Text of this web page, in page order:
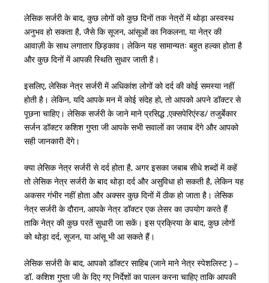
लेसिक सर्जरी के बाद, कुछ लोगों को कुछ दिनों तक नेत्रों में थोड़ा अस्वस्थ
अनुभव हो सकता है, जैसे कि सूजन, आंसूओं का निकलना, या नेत्र की
आवाज़ी के साथ लगातार छिड़काव। लेकिन यह सामान्यतः बहुत हल्का होता है
और कुछ दिनों में आपकी स्थिति सुधार जाती है।
इसलिए, लेसिक नेत्र सर्जरी में अधिकांश लोगों को दर्द की कोई समस्या नहीं
होती है। लेकिन, यदि आपके मन में कोई संदेह हो, तो आपको अपने डॉक्टर से
पूछना चाहिए। लेसिक सर्जरी के जाने माने प्रसिद्ध ,एक्सपेरिएंस्ड/ तजुर्बेकार
सर्जन डॉक्टर कशिश गुप्ता जी आपके सभी सवालों का जवाब देंगे और आपको
सही जानकारी देंगे।
क्या लेसिक नेत्र सर्जरी से दर्द होता है, अगर इसका जबाब सीधे शब्दों में कहें
तो लेसिक नेत्र सर्जरी के बाद थोड़ा दर्द और असुविधा हो सकती है, लेकिन यह
अकसर गंभीर नहीं होता और अक्सर कुछ दिनों में ठीक हो जाता है। लेसिक
नेत्र सर्जरी के दौरान, आपके नेत्र डॉक्टर एक लेसर का उपयोग करते हैं
ताकि नेत्र की कुछ परतें सुधारी जा सकें। इस प्रक्रिया के बाद, कुछ लोगों
को थोड़ा दर्द, सूजन, या आंसू भी आ सकते हैं।
लेसिक सर्जरी के बाद, आपको डॉक्टर साहिब (जाने माने नेत्र स्पेशलिस्ट ) –
डॉ. कशिश गुप्ता जी के दिए गए निर्देशों का पालन करना चाहिए ताकि आपकी